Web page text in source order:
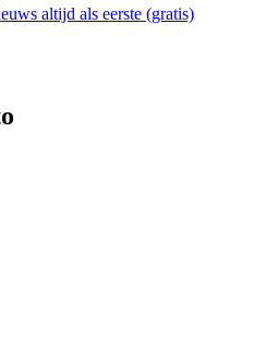
altijd als eerste (gratis)